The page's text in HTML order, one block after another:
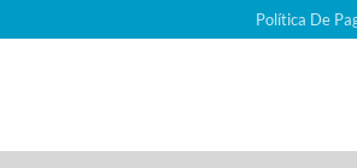
Política De